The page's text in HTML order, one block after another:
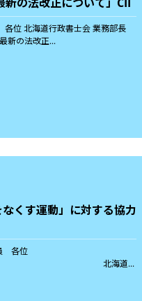
位 北海道行政書士会 業務部長
新の法改正...
くす運動」に対する協力
各位
...